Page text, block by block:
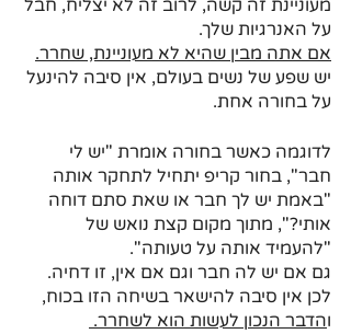
מעוניינת זה קשה, לרוב זה לא יצליח, חבל
על האנרגיות שלך.
אם אתה מבין שהיא לא מעוניינת, שחרר.
יש שפע של נשים בעולם, אין סיבה להינעל
על בחורה אחת.
לדוגמה כאשר בחורה אומרת "יש לי
חבר", בחור קריפ יתחיל לתחקר אותה
"באמת יש לך חבר או שאת סתם דוחה
אותי?", מתוך מקום קצת נואש של
"להעמיד אותה על טעותה".
גם אם יש לה חבר וגם אם אין, זו דחיה.
לכן אין סיבה להישאר בשיחה הזו בכוח,
והדבר הנכון לעשות הוא לשחרר.